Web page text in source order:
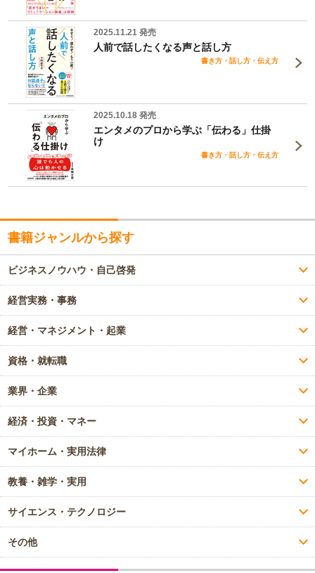
2025.11.21 発売
人前で話したくなる声と話し方
書き方・話し方・伝え方
2025.10.18 発売
エンタメのプロから学ぶ「伝わる」仕掛
け
書き方・話し方・伝え方
書籍ジャンルから探す
ビジネスノウハウ・自己啓発
経営実務・事務
経営・マネジメント・起業
資格・就転職
業界・企業
経済・投資・マネー
マイホーム・実用法律
教養・雑学・実用
サイエンス・テクノロジー
その他